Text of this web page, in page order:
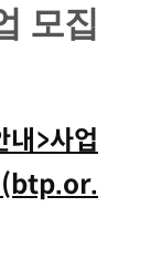
모집
>사업
(btp.or.